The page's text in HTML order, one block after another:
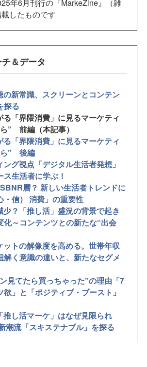
年6月刊行の『MarkeZine』（雑
したものです
＆データ
の新常識、スクリーンとコンテン
探る
「界隈消費」に見るマーケティ
” 前編（本記事）
る「界隈消費」に見るマーケティ
ら” 後編
グ視点「デジタル生活者発想」
生活者に学ぶ！
層？ 新しい生活者トレンドに
・信） 消費」の重要性
少？「推し活」盛況の背景で起き
化～コンテンツとの新たな“出会
ットの解像度を高める。世帯年収
解く意識の違いと、新たなセグメ
見てたら買っちゃった”の理由「7
」と「ポジティブ・ブースト」
推し活マーケ」はなぜ見限られ
潮流「スキステナブル」を探る